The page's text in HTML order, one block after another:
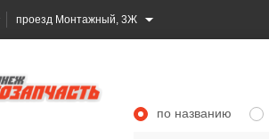
проезд Монтажный, 3Ж
по названию